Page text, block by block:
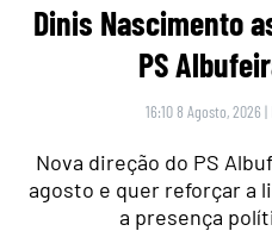
Dinis Nascimento
PS
16:10 8 Agosto, 2026 |
Nova direção do PS
agosto e quer reforçar a
a presença